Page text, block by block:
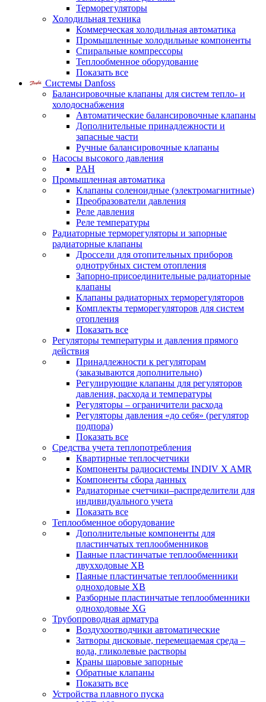
Терморегуляторы
Холодильная техника
Коммерческая холодильная автоматика
Промышленные холодильные компоненты
Спиральные компрессоры
Теплообменное оборудование
Показать все
Системы Danfoss
Балансировочные клапаны для систем тепло- и
холодоснабжения
Автоматические балансировочные клапаны
Дополнительные принадлежности и
запасные части
Ручные балансировочные клапаны
Насосы высокого давления
PAH
Промышленная автоматика
Клапаны соленоидные (электромагнитные)
Преобразователи давления
Реле давления
Реле температуры
Радиаторные терморегуляторы и запорные
радиаторные клапаны
Дроссели для отопительных приборов
однотрубных систем отопления
Запорно-присоединительные радиаторные
клапаны
Клапаны радиаторных терморегуляторов
Комплекты терморегуляторов для систем
отопления
Показать все
Регуляторы температуры и давления прямого
действия
Принадлежности к регуляторам
(заказываются дополнительно)
Регулирующие клапаны для регуляторов
давления, расхода и температуры
Регуляторы – ограничители расхода
Регуляторы давления «до себя» (регулятор
подпора)
Показать все
Средства учета теплопотребления
Квартирные теплосчетчики
Компоненты радиосистемы INDIV X AMR
Компоненты сбора данных
Радиаторные счетчики–распределители для
индивидуального учета
Показать все
Теплообменное оборудование
Дополнительные компоненты для
пластинчатых теплообменников
Паяные пластинчатые теплообменники
двухходовые XB
Паяные пластинчатые теплообменники
одноходовые ХВ
Разборные пластинчатые теплообменники
одноходовые ХG
Трубопроводная арматура
Воздухоотводчики автоматические
Затворы дисковые, перемещаемая среда –
вода, гликолевые растворы
Краны шаровые запорные
Обратные клапаны
Показать все
Устройства плавного пуска